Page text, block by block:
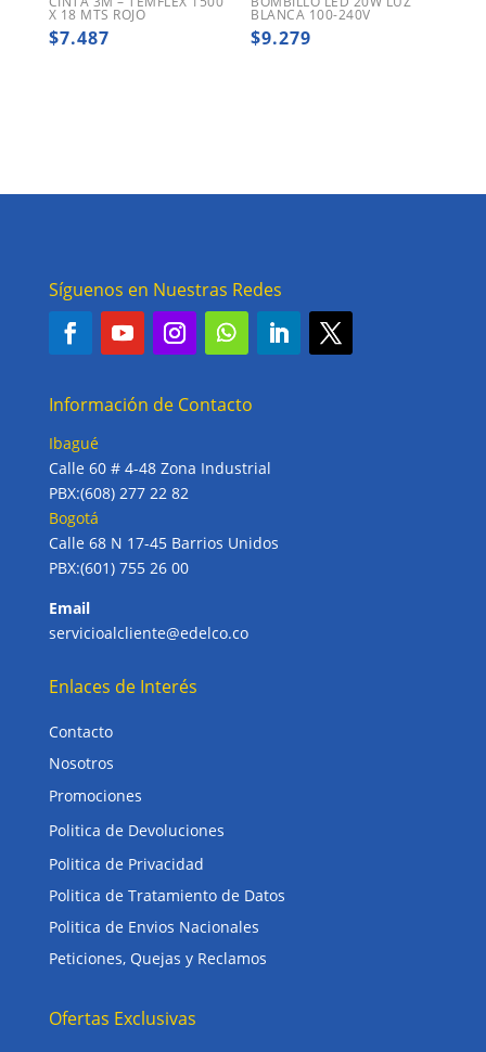
X 18 MTS ROJO
$7.487
BLANCA 100-240V
$9.279
Síguenos en Nuestras Redes
Información de Contacto
Ibagué
Calle 60 # 4-48 Zona Industrial
PBX:(608) 277 22 82
Bogotá
Calle 68 N 17-45 Barrios Unidos
PBX:(601) 755 26 00
Email
servicioalcliente@edelco.co
Enlaces de Interés
Contacto
Nosotros
Promociones
Politica de Devoluciones
Politica de Privacidad
Politica de Tratamiento de Datos
Politica de Envios Nacionales
Peticiones, Quejas y Reclamos
Ofertas Exclusivas